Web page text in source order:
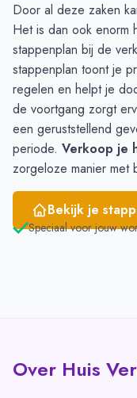
Mei
3
Juni
6
Door al deze zaken
Het is dan ook enorm
stappenplan bij de
stappenplan toont je
regelen en helpt je
de voortgang zorgt
een geruststellend
periode. Verkoop je
zorgeloze manier met
Bekijk je
Speciaal voor jouw
Over Huis